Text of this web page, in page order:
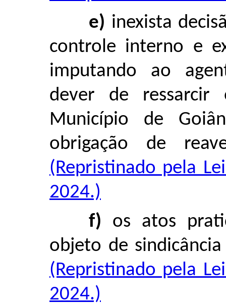
e) inexista
controle interno e
imputando ao
dever de ressarcir
Município de
obrigação de
(Repristinado pela
2024.)
f) os atos
objeto de
(Repristinado pela
2024.)